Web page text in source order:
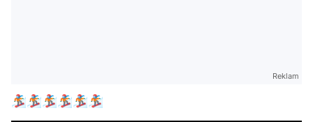
Reklam
🏂🏂🏂🏂🏂🏂